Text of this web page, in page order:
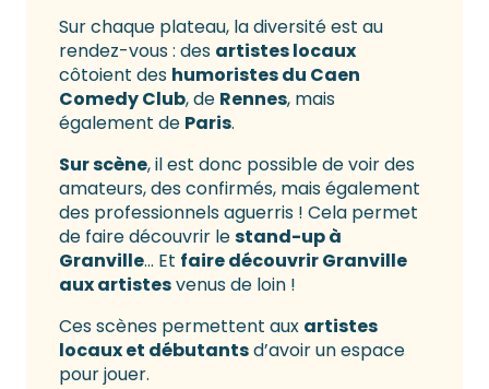
Sur chaque plateau, la diversité est au
rendez-vous : des artistes locaux
côtoient des humoristes du Caen
Comedy Club, de Rennes, mais
également de Paris.
Sur scène, il est donc possible de voir des
amateurs, des confirmés, mais également
des professionnels aguerris ! Cela permet
de faire découvrir lestand-up à
Granville… Et faire découvrir Granville
aux artistesvenus de loin !
Ces scènes permettent aux artistes
locaux et débutantsd’avoir un espace
pour jouer.